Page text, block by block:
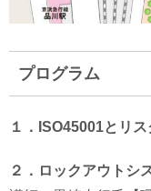
プログラム
１．ISO45001とリ
２．ロックアウトシ